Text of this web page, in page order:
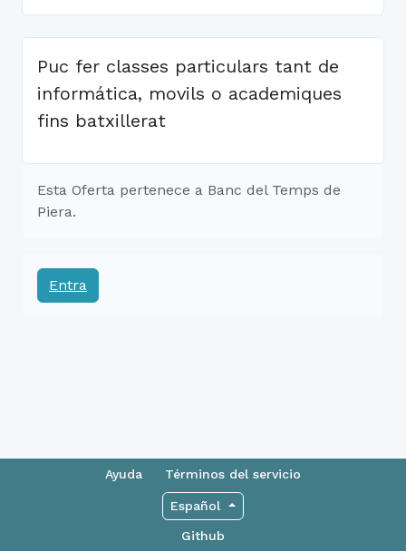
Puc fer classes particulars tant de
informática, movils o academiques
fins batxillerat
Esta Oferta pertenece a Banc del Temps de
Piera.
Entra
Ayuda Términos del servicio
Español
Github